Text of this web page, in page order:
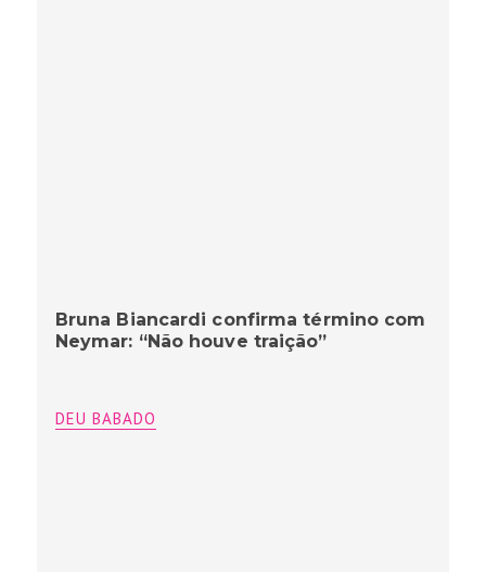
Bruna Biancardi confirma término com
Neymar: “Não houve traição”
DEU BABADO